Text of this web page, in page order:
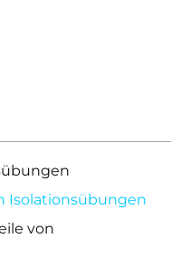
Isolationsübungen
von